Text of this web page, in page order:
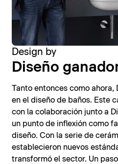
Design by
Diseño
Tanto entonces como
en el diseño de baños. Este
con la colaboración junto a
un punto de inflexión como
diseño. Con la serie de
establecieron nuevos
transformó el sector. Un